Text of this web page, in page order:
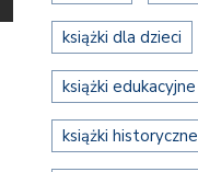
książki dla dzieci
książki edukacyjne
książki historyczne